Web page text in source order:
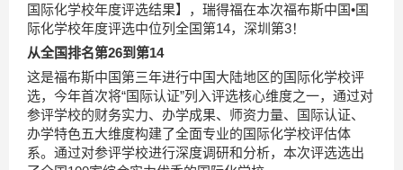
国际化学校年度评选结果】，瑞得福在本次福布斯中国•国
际化学校年度评选中位列全国第14，深圳第3！
从全国排名第26到第14
这是福布斯中国第三年进行中国大陆地区的国际化学校评
选，今年首次将“国际认证”列入评选核心维度之一，通过对
参评学校的财务实力、办学成果、师资力量、国际认证、
办学特色五大维度构建了全面专业的国际化学校评估体
系。通过对参评学校进行深度调研和分析，本次评选选出